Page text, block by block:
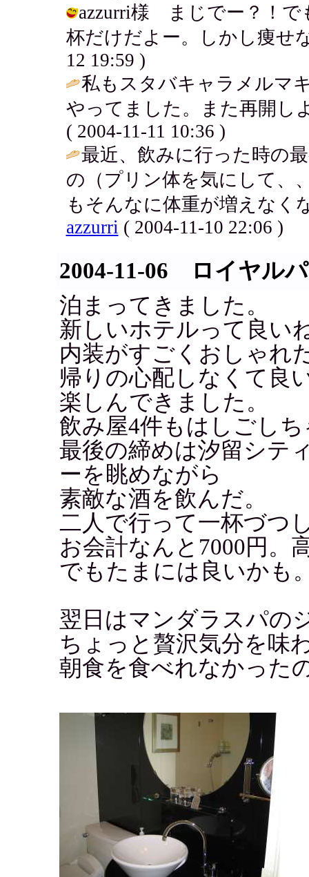
azzurri様 まじでー？！で
杯だけだよー。しかし痩せ
12 19:59 )
私もスタバキャラメルマ
やってました。また再開し
( 2004-11-11 10:36 )
最近、飲みに行った時の
の（プリン体を気にして、
もそんなに体重が増えなく
azzurri ( 2004-11-10 22:06 )
2004-11-06 ロイヤル
泊まってきました。
新しいホテルって良い
内装がすごくおしゃれ
帰りの心配しなくて良
楽しんできました。
飲み屋4件もはしごし
最後の締めは汐留シテ
ーを眺めながら
素敵な酒を飲んだ。
二人で行って一杯づつ
お会計なんと7000円。
でもたまには良いかも
翌日はマンダラスパの
ちょっと贅沢気分を味
朝食を食べれなかった